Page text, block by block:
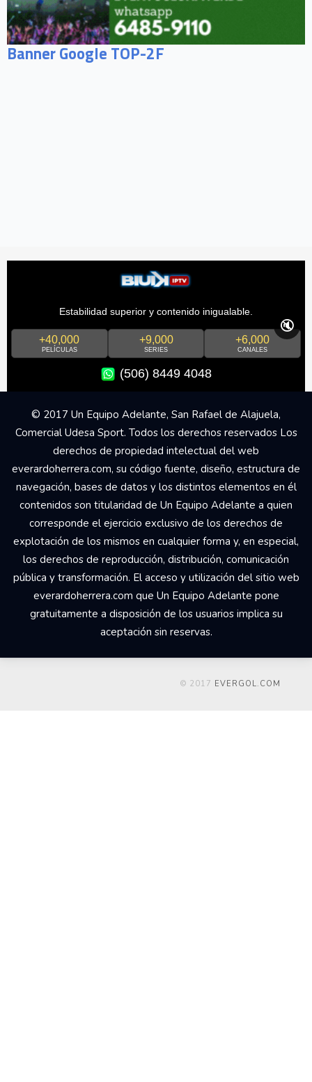
Banner Google TOP-2F
Estabilidad superior y contenido inigualable.
+40,000
PELÍCULAS
+9,000
SERIES
+6,000
CANALES
(506) 8449 4048
🔇
© 2017 Un Equipo Adelante, San Rafael de Alajuela,
Comercial Udesa Sport. Todos los derechos reservados Los
derechos de propiedad intelectual del web
everardoherrera.com, su código fuente, diseño, estructura de
navegación, bases de datos y los distintos elementos en él
contenidos son titularidad de Un Equipo Adelante a quien
corresponde el ejercicio exclusivo de los derechos de
explotación de los mismos en cualquier forma y, en especial,
los derechos de reproducción, distribución, comunicación
pública y transformación. El acceso y utilización del sitio web
everardoherrera.com que Un Equipo Adelante pone
gratuitamente a disposición de los usuarios implica su
aceptación sin reservas.
© 2017 EVERGOL.COM